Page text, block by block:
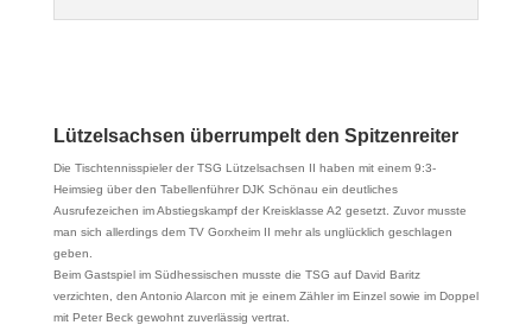
Lützelsachsen überrumpelt den Spitzenreiter
Die Tischtennisspieler der TSG Lützelsachsen II haben mit einem 9:3-
Heimsieg über den Tabellenführer DJK Schönau ein deutliches
Ausrufezeichen im Abstiegskampf der Kreisklasse A2 gesetzt. Zuvor musste
man sich allerdings dem TV Gorxheim II mehr als unglücklich geschlagen
geben.
Beim Gastspiel im Südhessischen musste die TSG auf David Baritz
verzichten, den Antonio Alarcon mit je einem Zähler im Einzel sowie im Doppel
mit Peter Beck gewohnt zuverlässig vertrat.